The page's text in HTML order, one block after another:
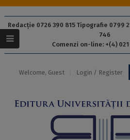
Redacție 0726 390 815 Tipografie 0799
746
Comenzi on-line: +(4) 021
Welcome, Guest Login / Register